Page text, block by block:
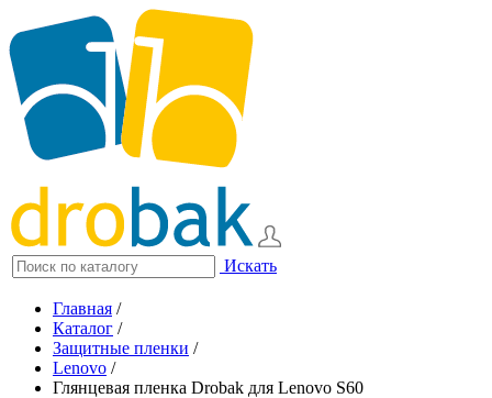
Искать
Главная /
Каталог /
Защитные пленки /
Lenovo /
Глянцевая пленка Drobak для Lenovo S60